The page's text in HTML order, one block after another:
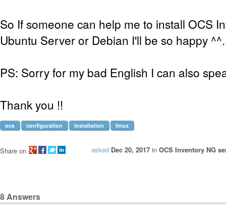
So If someone can help me to install OCS
Ubuntu Server or Debian I'll be so happy ^^.
PS: Sorry for my bad English I can also
Thank you !!
ocs configuration installation linux
asked Dec 20, 2017 in OCS Inventory NG
Share on
8Answers